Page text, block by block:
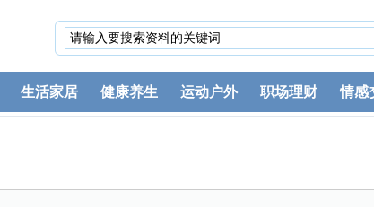
生活家居 健康养生 运动户外 职场理财 情感